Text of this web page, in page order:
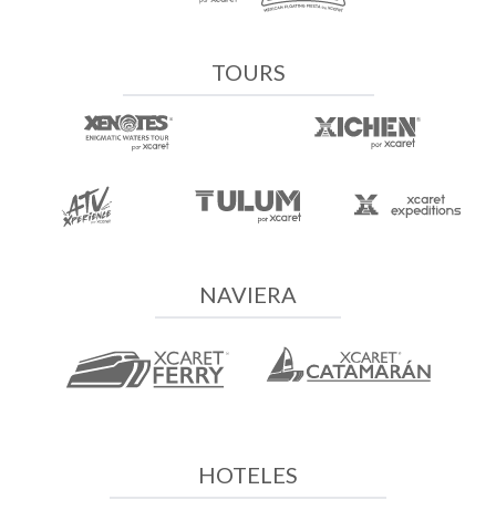
TOURS
NAVIERA
HOTELES